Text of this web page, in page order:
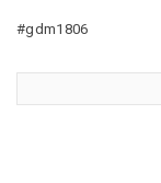
#gdm1806